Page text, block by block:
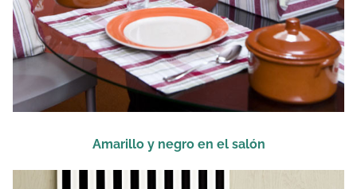
Amarillo y negro en el salón